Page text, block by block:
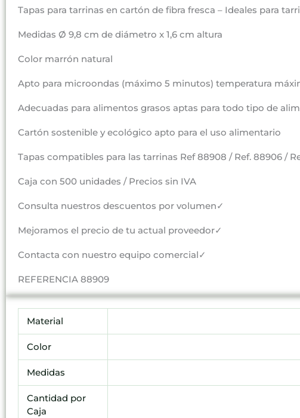
Tapas para tarrinas en cartón de fibra fresca – Ideales para
Medidas Ø 9,8 cm de diámetro x 1,6 cm altura
Color marrón natural
Apto para microondas (máximo 5 minutos) temperatura
Adecuadas para alimentos grasos aptas para todo tipo de
Cartón sostenible y ecológico apto para el uso alimentario
Tapas compatibles para las tarrinas Ref 88908 / Ref. 88906 /
Caja con 500 unidades / Precios sin IVA
Consulta nuestros descuentos por volumen✓
Mejoramos el precio de tu actual proveedor✓
Contacta con nuestro equipo comercial✓
REFERENCIA 88909
Material
Color
Medidas
Cantidad por
Caja